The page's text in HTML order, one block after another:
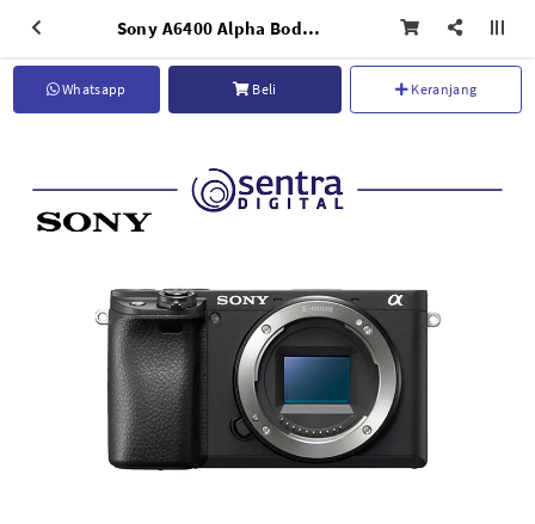
Sony A6400 Alpha Body Only Black
Whatsapp Beli Keranjang